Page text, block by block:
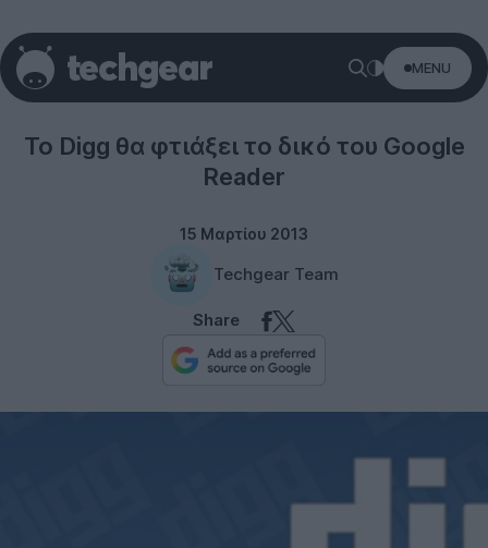
MENU
To Digg θα φτιάξει το δικό του Google
Reader
15 Μαρτίου 2013
Techgear Team
Share